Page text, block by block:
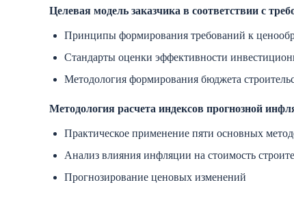
Целевая модель заказчика в соответствии с
Принципы формирования требований к
Стандарты оценки эффективности
Методология формирования бюджета
Методология расчета индексов прогнозной
Практическое применение пяти основных
Анализ влияния инфляции на стоимость
Прогнозирование ценовых изменений